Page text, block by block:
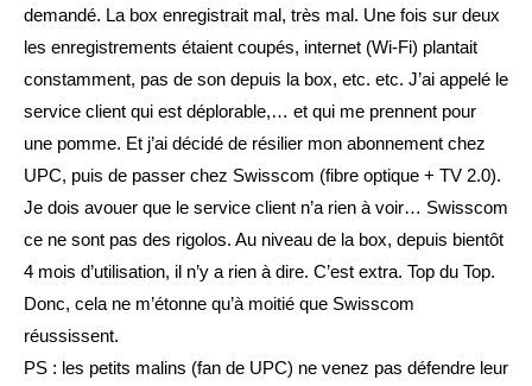
demandé. La box enregistrait mal, très mal. Une fois sur deux
les enregistrements étaient coupés, internet (Wi-Fi) plantait
constamment, pas de son depuis la box, etc. etc. J’ai appelé le
service client qui est déplorable,… et qui me prennent pour
une pomme. Et j’ai décidé de résilier mon abonnement chez
UPC, puis de passer chez Swisscom (fibre optique + TV 2.0).
Je dois avouer que le service client n’a rien à voir… Swisscom
ce ne sont pas des rigolos. Au niveau de la box, depuis bientôt
4 mois d’utilisation, il n’y a rien à dire. C’est extra. Top du Top.
Donc, cela ne m’étonne qu’à moitié que Swisscom
réussissent.
PS : les petits malins (fan de UPC) ne venez pas défendre leur